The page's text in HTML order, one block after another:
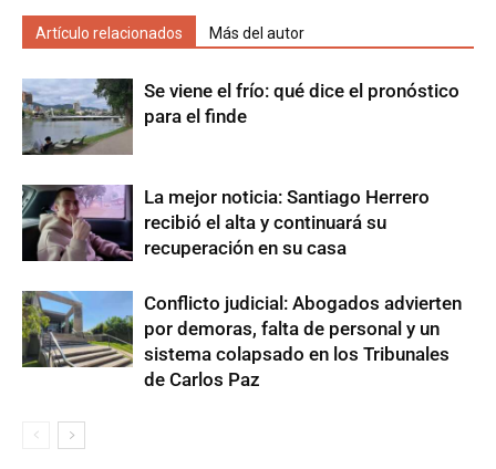
Artículo relacionados Más del autor
Se viene el frío: qué dice el pronóstico
para el finde
La mejor noticia: Santiago Herrero
recibió el alta y continuará su
recuperación en su casa
Conflicto judicial: Abogados advierten
por demoras, falta de personal y un
sistema colapsado en los Tribunales
de Carlos Paz